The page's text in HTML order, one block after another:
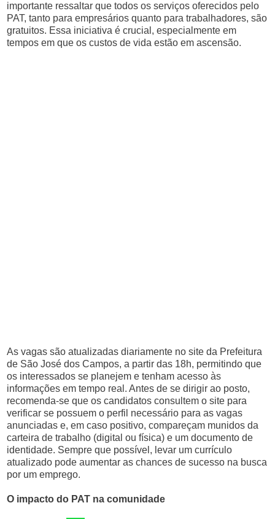
importante ressaltar que todos os serviços oferecidos pelo
PAT, tanto para empresários quanto para trabalhadores, são
gratuitos. Essa iniciativa é crucial, especialmente em
tempos em que os custos de vida estão em ascensão.
As vagas são atualizadas diariamente no site da Prefeitura
de São José dos Campos, a partir das 18h, permitindo que
os interessados se planejem e tenham acesso às
informações em tempo real. Antes de se dirigir ao posto,
recomenda-se que os candidatos consultem o site para
verificar se possuem o perfil necessário para as vagas
anunciadas e, em caso positivo, compareçam munidos da
carteira de trabalho (digital ou física) e um documento de
identidade. Sempre que possível, levar um currículo
atualizado pode aumentar as chances de sucesso na busca
por um emprego.
O impacto do PAT na comunidade